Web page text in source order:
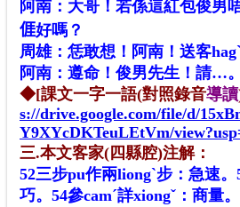
阿南：大哥！若係這紅包俊男
𠊎好嗎？
周雄：恁敢想！阿南！送客hagˋ
阿南：遵命！俊男先生！請…。
◆[課文一字一語(對照錄音導讀
s://drive.google.com/file/d/
Y9XYcDKTeuLEtVm/
三.本文客家(四縣腔)注解：
52三步pu作兩liongˋ步：急速
巧。54參camˊ詳xiongˇ：商量